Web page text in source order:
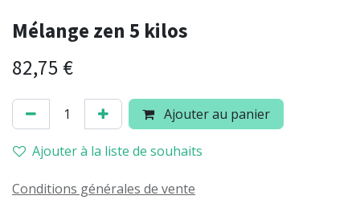
Mélange zen 5 kilos
82,75 €
Ajouter au panier
Ajouter à la liste de souhaits
Conditions générales de vente